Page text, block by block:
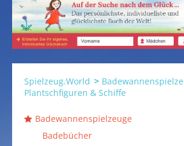
Spielzeug.World
Plantschfiguren & Schiffe
Badewannenspielzeuge
Badebücher